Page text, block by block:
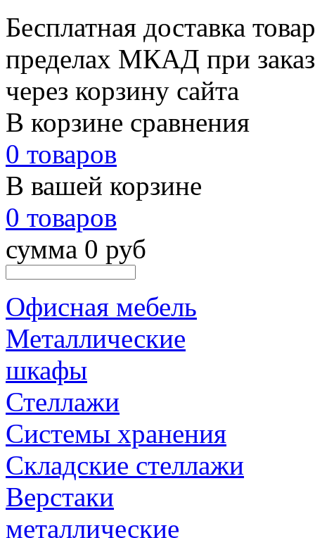
Бесплатная доставка
пределах МКАД при
через корзину сайта
В корзине сравнения
0 товаров
В вашей корзине
0 товаров
сумма 0 руб
Офисная мебель
Металлические
шкафы
Стеллажи
Системы хранения
Складские стеллажи
Верстаки
металлические